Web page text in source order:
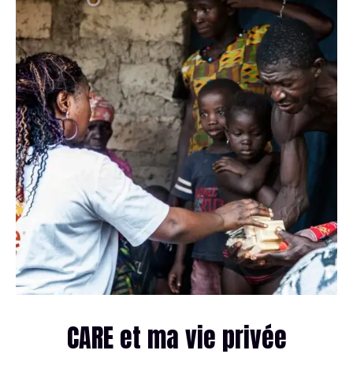
CARE et ma vie privée